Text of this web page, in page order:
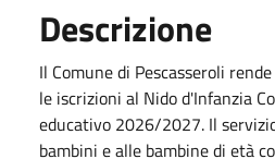
Descrizione
Il Comune di Pescasseroli
le iscrizioni al Nido d'Infanzia
educativo 2026/2027. Il
bambini e alle bambine di età